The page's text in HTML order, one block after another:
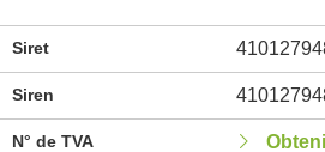
Siret
Siren
N° de TVA